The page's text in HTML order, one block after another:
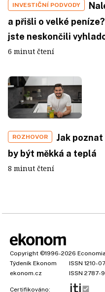
INVESTIČNÍ PODVODY
a přišli o velké
jste neskončili
6 minut čtení
ROZHOVOR
Jak
by být měkká a teplá
8 minut čtení
Copyright ©1996-2026
Týdeník Ekonom
ISSN 1210-
ekonom.cz
ISSN 2787-
Certifikováno: